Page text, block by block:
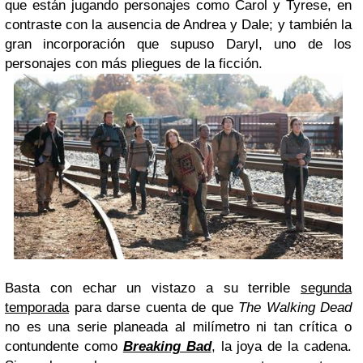
que están jugando personajes como Carol y Tyrese, en
contraste con la ausencia de Andrea y Dale; y también la
gran incorporación que supuso Daryl, uno de los
personajes con más pliegues de la ficción.
Basta con echar un vistazo a su terrible segunda
temporada para darse cuenta de que The Walking Dead
no es una serie planeada al milímetro ni tan crítica o
contundente como Breaking Bad, la joya de la cadena.